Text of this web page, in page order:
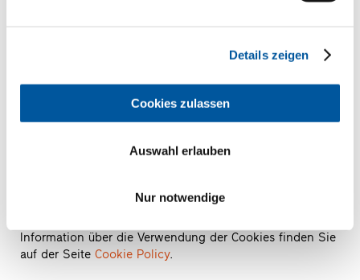
Details zeigen
Cookies zulassen
Auswahl erlauben
Nur notwendige
Webformulare führen dazu, dass jene Kontaktdaten des
erforderlich sind, sowie alle in den Mitteilungen
enthaltenen personenbezogenen Daten.
Spezifische Informationen werden auf den Seiten über
(Navigations- und Funktionscookies) als auch
Information über die Verwendung der Cookies finden Sie
auf der Seite Cookie Policy.